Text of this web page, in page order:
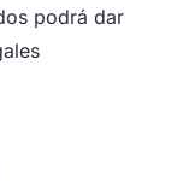
podrá dar